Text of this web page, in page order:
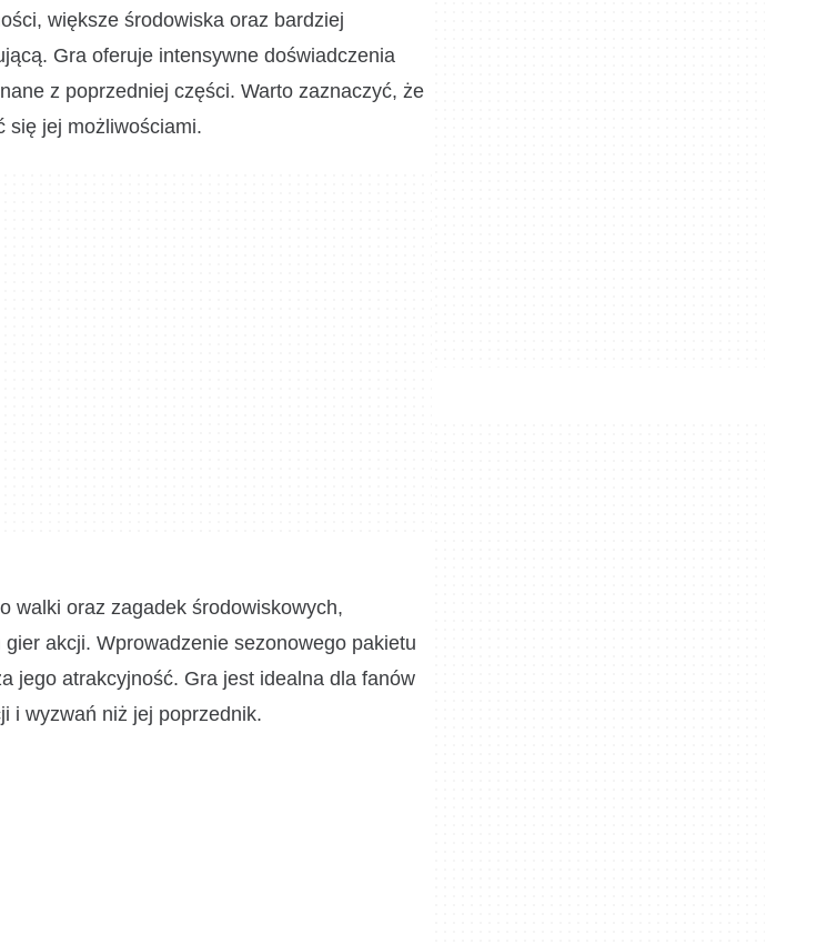
większe środowiska oraz bardziej
Gra oferuje intensywne doświadczenia
z poprzedniej części. Warto zaznaczyć, że
się jej możliwościami.
walki oraz zagadek środowiskowych,
akcji. Wprowadzenie sezonowego pakietu
jego atrakcyjność. Gra jest idealna dla fanów
i wyzwań niż jej poprzednik.